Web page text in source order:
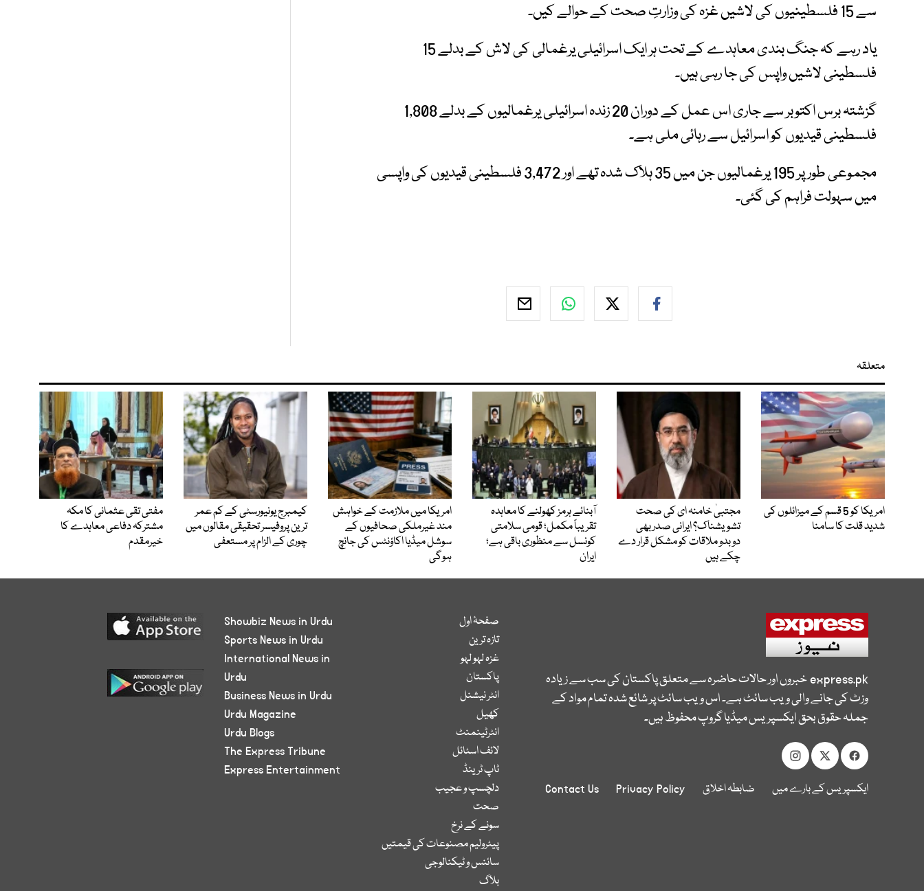
سے 15 فلسطینیوں کی لاشیں غزہ کی وزارتِ صحت کے حوالے کیں۔
یاد رہے کہ جنگ بندی معاہدے کے تحت ہر ایک اسرائیلی یرغمالی کی لاش کے بدلے 15
فلسطینی لاشیں واپس کی جا رہی ہیں۔
گزشتہ برس اکتوبر سے جاری اس عمل کے دوران 20 زندہ اسرائیلی یرغمالیوں کے بدلے 1,808
فلسطینی قیدیوں کو اسرائیل سے رہائی ملی ہے۔
مجموعی طور پر 195 یرغمالیوں جن میں 35 ہلاک شدہ تھے اور 3,472 فلسطینی قیدیوں کی واپسی
میں سہولت فراہم کی گئی۔
متعلقہ
امریکا کو 5 قسم کے میزائلوں کی
شدید قلت کا سامنا
مجتبیٰ خامنہ ای کی صحت
تشویشناک؟ ایرانی صدر بھی
دوبدو ملاقات کو مشکل قرار دے
چکے ہیں
آبنائے ہرمز کھولنے کا معاہدہ
تقریباً مکمل؛ قومی سلامتی
کونسل سے منظوری باقی ہے؛
ایران
امریکا میں ملازمت کے خواہش
مند غیرملکی صحافیوں کے
سوشل میڈیا اکاؤنٹس کی جانچ
ہوگی
کیمبرج یونیورسٹی کے کم عمر
ترین پروفیسر تحقیقی مقالوں میں
چوری کے الزام پر مستعفی
مفتی تقی عثمانی کا مکہ
مشترکہ دفاعی معاہدے کا
خیرمقدم
express.pkخبروں اور حالات حاضرہ سے متعلق پاکستان کی سب سے زیادہ
وزٹ کی جانے والی ویب سائٹ ہے۔ اس ویب سائٹ پر شائع شدہ تمام مواد کے
جملہ حقوق بحق ایکسپریس میڈیا گروپ محفوظ ہیں۔
ایکسپریس کے بارے میں ضابطہ اخلاق Privacy Policy
Contact Us
صفحۂ اول
تازہ ترین
غزہ لہو لہو
پاکستان
انٹر نیشنل
کھیل
انٹرٹینمنٹ
لائف اسٹائل
ٹاپ ٹرینڈ
دلچسپ و عجیب
صحت
سونے کے نرخ
پیٹرولیم مصنوعات کی قیمتیں
سائنس و ٹیکنالوجی
بلاگ
Showbiz News in Urdu
Sports News in Urdu
International News in
Urdu
Business News in Urdu
Urdu Magazine
Urdu Blogs
The Express Tribune
Express Entertainment